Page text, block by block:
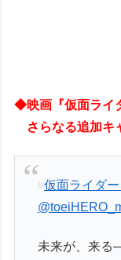
◆映画『仮面ライ
さらなる追加キ
仮面ライダ
未来が、来る